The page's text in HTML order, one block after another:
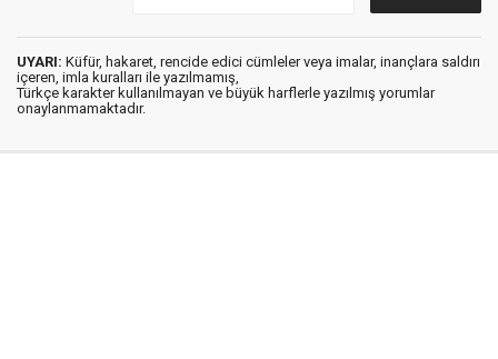
UYARI: Küfür, hakaret, rencide edici cümleler veya imalar, inançlara saldırı
içeren, imla kuralları ile yazılmamış,
Türkçe karakter kullanılmayan ve büyük harflerle yazılmış yorumlar
onaylanmamaktadır.